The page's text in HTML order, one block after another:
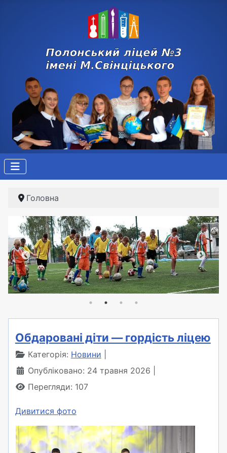
Головна
Обдаровані діти — гордість ліцею
Категорія: Новини
Опубліковано: 24 травня 2026
Перегляди: 107
Дивитися фото